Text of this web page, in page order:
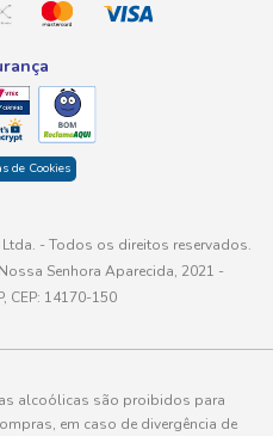
de Cookies
- Todos os direitos reservados.
Senhora Aparecida, 2021 -
CEP: 14170-150
alcoólicas são proibidos para
em caso de divergência de